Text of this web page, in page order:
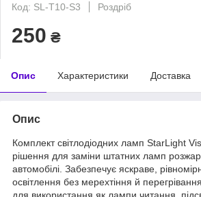
Код: SL-T10-S3
Роздріб
250 ₴
Опис Характеристики Доставка
Опис
Комплект світлодіодних ламп StarLight
рішення для заміни штатних ламп
автомобілі. Забезпечує яскраве,
освітлення без мерехтіння й
для використання як лампи читання,